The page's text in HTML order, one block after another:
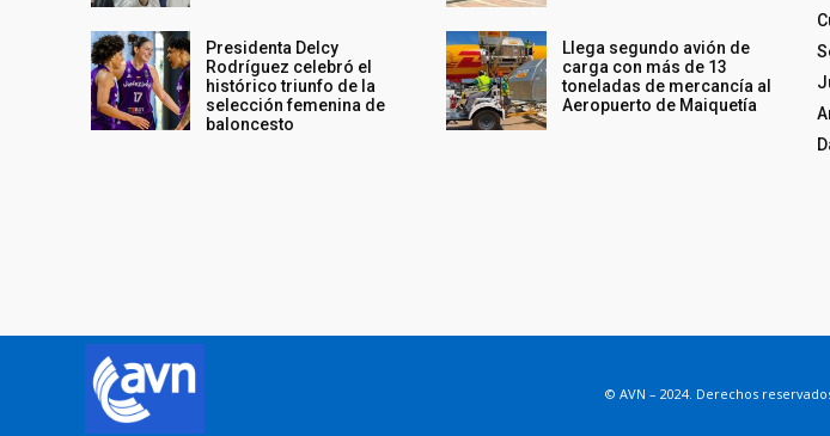
Presidenta Delcy
Rodríguez celebró el
histórico triunfo de la
selección femenina de
baloncesto
Llega segundo avión de
carga con más de 13
toneladas de mercancía al
Aeropuerto de Maiquetía
© AVN – 2024. Derechos